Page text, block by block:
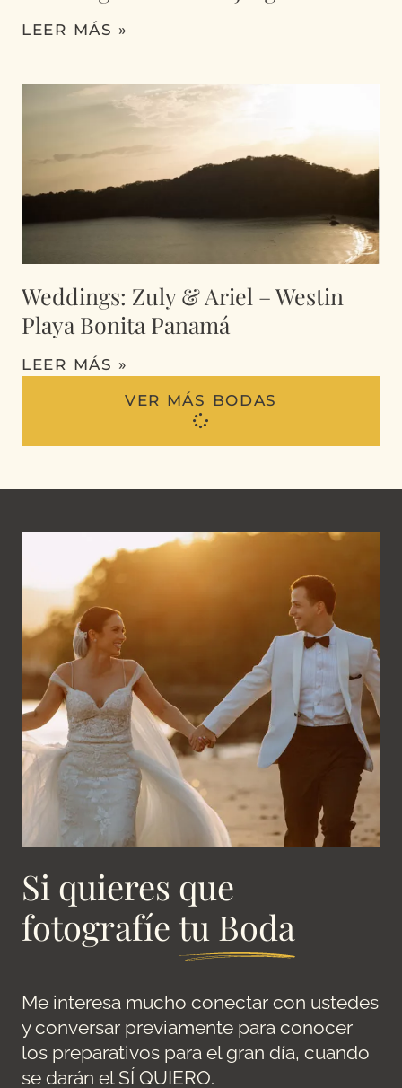
LEER MÁS »
Weddings: Zuly & Ariel – Westin
Playa Bonita Panamá
LEER MÁS »
VER MÁS BODAS
Si quieres que
fotografíetu Boda
Me interesa mucho conectar con ustedes
y conversar previamente para conocer
los preparativos para el gran día, cuando
se darán el SÍ QUIERO.